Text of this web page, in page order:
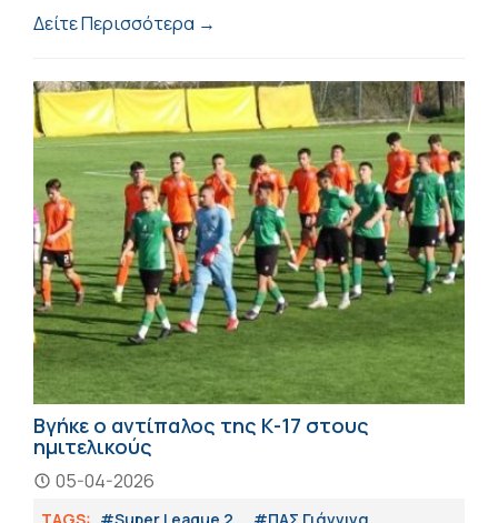
Δείτε Περισσότερα →
Βγήκε ο αντίπαλος της Κ-17 στους
ημιτελικούς
05-04-2026